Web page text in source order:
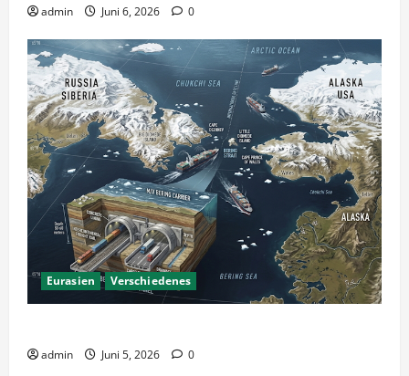
admin Juni 6, 2026 0
Eurasien Verschiedenes
admin Juni 5, 2026 0